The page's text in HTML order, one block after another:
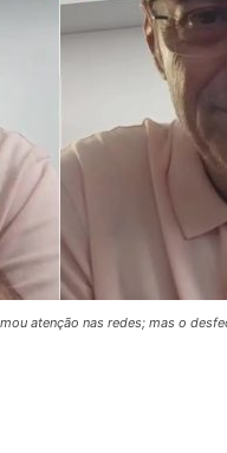
atenção nas redes; mas o